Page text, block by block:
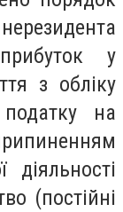
у
з обліку
на
діяльності
(постійні